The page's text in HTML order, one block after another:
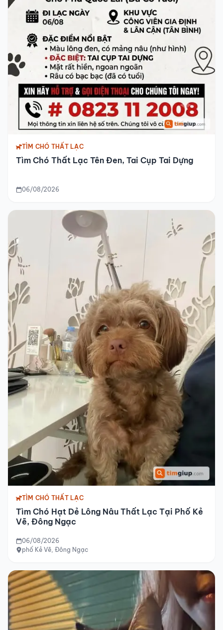
TÌM CHÓ THẤT LẠC
Tìm Chó Thất Lạc Tên Đen, Tai Cụp Tai Dựng
06/08/2026
TÌM CHÓ THẤT LẠC
Tìm Chó Hạt Dẻ Lông Nâu Thất Lạc Tại Phố Kẻ
Vẽ, Đông Ngạc
06/08/2026
phố Kẻ Vẽ, Đông Ngạc